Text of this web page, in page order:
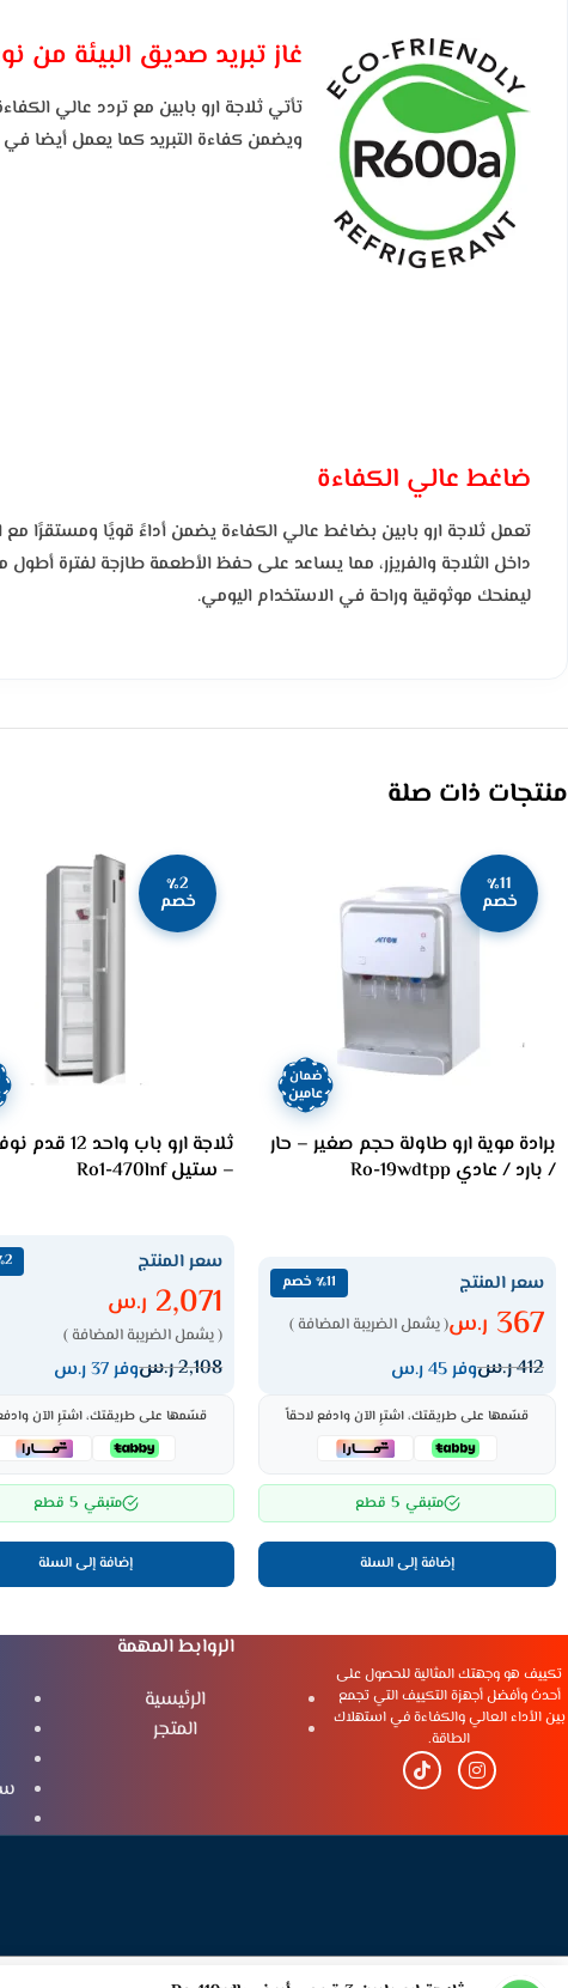
غاز تبريد صديق البيئة من
تأتي ثلاجة ارو بابين مع تردد عالي
ويضمن كفاءة التبريد كما يعمل أيضا
ضاغط عالي الكفاءة
تعمل ثلاجة ارو بابين بضاغط عالي الكفاءة يضمن أداءً قويًا ومستقرًا
داخل الثلاجة والفريزر، مما يساعد على حفظ الأطعمة طازجة لفترة
ليمنحك موثوقية وراحة في الاستخدام اليومي.
منتجات ذات صلة
٪11
خصم
ضمان
عامين
برادة موية ارو طاولة حجم صغير – حار
/ بارد / عادي Ro-19wdtpp
سعر المنتج ٪11 خصم
367 ر.س( يشمل الضريبة المضافة )
412ر.سوفر 45 ر.س
قسّمها على طريقتك، اشترِ الآن وادفع لاحقاً
متبقي 5 قطع
إضافة إلى السلة
٪2
خصم
ثلاجة ارو باب
– ستيل Ro1-470lnf
سعر المنتج ٪2
2,071 ر.س
( يشمل الضريبة المضافة )
2,108ر.سوفر 37 ر.س
قسّمها على طريقتك، اشترِ الآن
متبقي 5 قطع
إضافة إلى السلة
تكييف هو وجهتك المثالية للحصول على
أحدث وأفضل أجهزة التكييف التي تجمع
بين الأداء العالي والكفاءة في استهلاك
الطاقة.
الروابط المهمة
الرئيسية
المتجر